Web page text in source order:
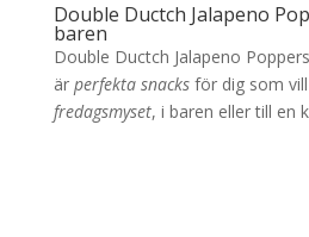
Double Ductch Jalapeno
baren
Double Ductch Jalapeno
är perfekta snacksför dig som
fredagsmyset, i baren eller till en